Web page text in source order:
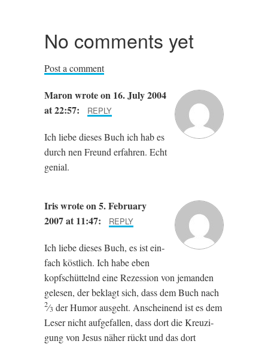
No comments yet
Post a comment
Maronwrote on 16. July 2004
at 22:57:
REPLY
Ich liebe dieses Buch ich hab es
durch nen Fre­und erfahren. Echt
genial.
Iriswrote on 5. February
2007 at 11:47:
REPLY
Ich liebe dieses Buch, es ist ein­
fach köst­lich. Ich habe eben
kopf­schüt­telnd eine Rezes­sion von jemanden
gelesen, der beklagt sich, dass dem Buch nach
2⁄3 der Humor aus­ge­ht. Anschein­end ist es dem
Leser nicht aufge­fallen, dass dort die Kreuzi­
gung von Jesus näh­er rückt und das dort